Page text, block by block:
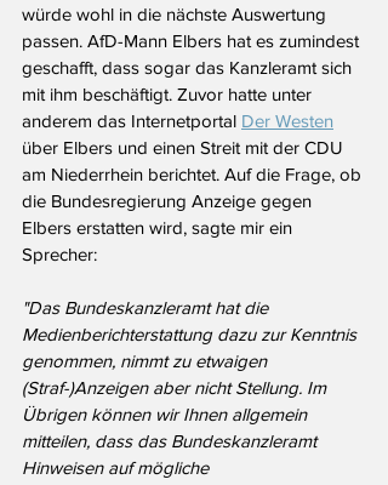
würde wohl in die nächste Auswertung
passen. AfD-Mann Elbers hat es zumindest
geschafft, dass sogar das Kanzleramt sich
mit ihm beschäftigt. Zuvor hatte unter
anderem das Internetportal Der Westen
über Elbers und einen Streit mit der CDU
am Niederrhein berichtet. Auf die Frage, ob
die Bundesregierung Anzeige gegen
Elbers erstatten wird, sagte mir ein
Sprecher:
"Das Bundeskanzleramt hat die
Medienberichterstattung dazu zur Kenntnis
genommen, nimmt zu etwaigen
(Straf-)Anzeigen aber nicht Stellung. Im
Übrigen können wir Ihnen allgemein
mitteilen, dass das Bundeskanzleramt
Hinweisen auf mögliche